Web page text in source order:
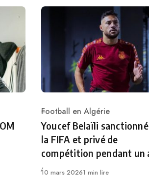
Category
Football en Algérie
Youcef Belaïli
la FIFA et privé de
compétition pendant un
Publié
10 mars 20261 min lire